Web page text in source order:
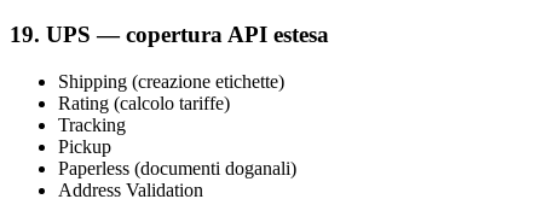
19. UPS — copertura API estesa
Shipping (creazione etichette)
Rating (calcolo tariffe)
Tracking
Pickup
Paperless (documenti doganali)
Address Validation